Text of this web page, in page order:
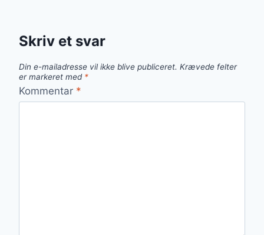
Skriv et svar
Din e-mailadresse vil ikke blive publiceret. Krævede felter
er markeret med *
Kommentar *